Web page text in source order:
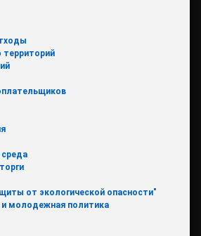
территорий
от экологической опасности"
и молодежная политика